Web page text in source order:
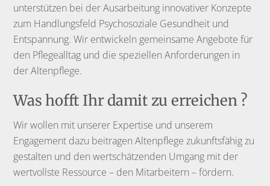
unterstützen bei der Ausarbeitung innovativer Konzepte
zum Handlungsfeld Psychosoziale Gesundheit und
Entspannung. Wir entwickeln gemeinsame Angebote für
den Pflegealltag und die speziellen Anforderungen in
der Altenpflege.
Was hofft Ihr damit zu erreichen ?
Wir wollen mit unserer Expertise und unserem
Engagement dazu beitragen Altenpflege zukunftsfähig zu
gestalten und den wertschätzenden Umgang mit der
wertvollste Ressource – den Mitarbeitern – fördern.